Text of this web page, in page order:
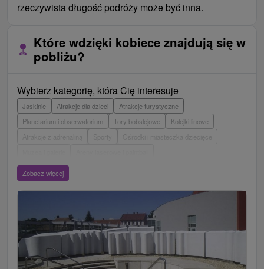
rzeczywista długość podróży może być inna.
Które wdzięki kobiece znajdują się w
pobliżu?
Wybierz kategorię, która Cię interesuje
Jaskinie Atrakcje dla dzieci
Atrakcje turystyczne
Planetarium i obserwatorium
Tory bobslejowe
Kolejki linowe
Atrakcje z adrenaliną
Wieże obserwacyjne i chodniki
Escaperoom
Loty widokowe i rejsy wycieczkowe
Tarcze
Jeziora, jeziora, zbiorniki wodne
Zabytki techniki
Pomniki
Wodospady
Kościoły drewniane Teatry
Túry a turistické chodníky
Zamki Chaty górskie
Miejsca sakralne
Zobacz więcej